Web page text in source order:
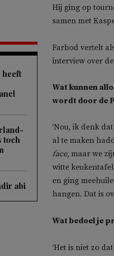
heeft
toch
abi
Hij ging op
samen met
Farbod vertelt
interview over
Wat kunnen
wordt door de
‘Nou, ik denk
al te maken
face, maar we
witte
en ging
hangen. Dat is
Wat bedoel je
‘Het is niet zo